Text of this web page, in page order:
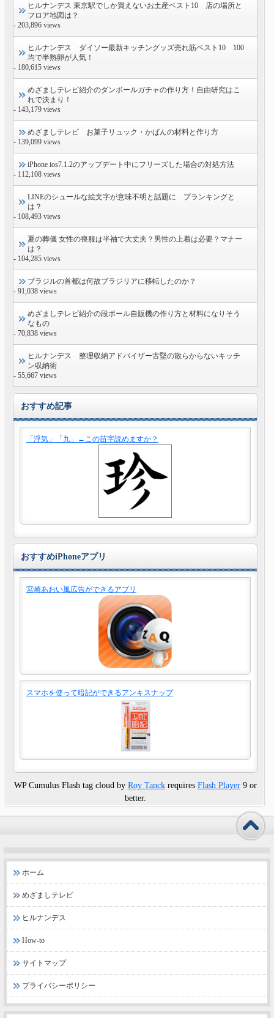
ヒルナンデス 東京駅でしか買えないお土産ベスト10 店の場所と
フロア地図は？
- 203,896 views
ヒルナンデス ダイソー最新キッチングッズ売れ筋ベスト10 100
均で半熟卵が人気！
- 180,615 views
めざましテレビ紹介のダンボールガチャの作り方！自由研究はこ
れで決まり！
- 143,179 views
めざましテレビ お菓子リュック・かばんの材料と作り方
- 139,099 views
iPhone ios7.1.2のアップデート中にフリーズした場合の対処方法
- 112,108 views
LINEのシュールな絵文字が意味不明と話題に プランキングと
は？
- 108,493 views
夏の葬儀 女性の喪服は半袖で大丈夫？男性の上着は必要？マナー
は？
- 104,285 views
ブラジルの首都は何故ブラジリアに移転したのか？
- 91,038 views
めざましテレビ紹介の段ボール自販機の作り方と材料になりそう
なもの
- 70,838 views
ヒルナンデス 整理収納アドバイザー古堅の散らからないキッチ
ン収納術
- 55,667 views
おすすめ記事
「浮気」「九」←この苗字読めますか？
おすすめiPhoneアプリ
宮崎あおい風広告ができるアプリ
スマホを使って暗記ができるアンキスナップ
WP Cumulus Flash tag cloud by Roy Tanckrequires Flash Player9 or
better.
ホーム
めざましテレビ
ヒルナンデス
How-to
サイトマップ
プライバシーポリシー